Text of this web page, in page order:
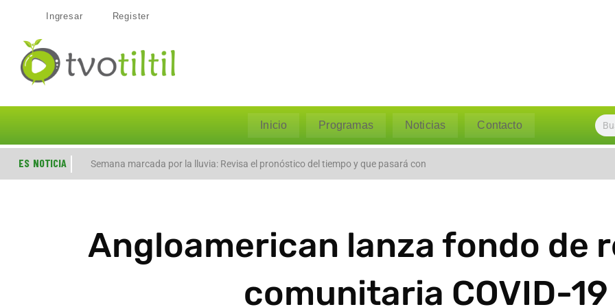
Ingresar Register
Inicio Programas Noticias Contacto
ES NOTICIA
Semana marcada por la lluvia: Revisa el pronóstico del tiempo y que pasará con
Evacúan preventivamente a familias por aumento del caudal del río Polpaico ant
Angloamerican lanza fondo de
comunitaria COVID-19